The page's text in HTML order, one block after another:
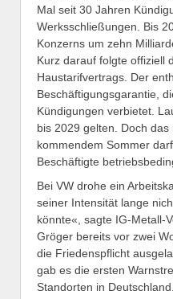
Mal seit 30 Jahren
Werksschließungen. Bis
Konzerns um zehn
Kurz darauf folgte offiziell
Haustarifvertrags. Der
Beschäftigungsgarantie,
Kündigungen verbietet.
bis 2029 gelten. Doch
kommendem Sommer
Beschäftigte
Bei VW drohe ein
seiner Intensität lange
könnte«, sagte IG-Metall-
Gröger bereits vor zwei
die Friedenspflicht
gab es die ersten
Standorten in Deutschland.